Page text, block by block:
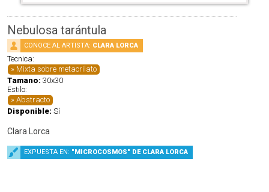
Nebulosa tarántula
CONOCE AL ARTISTA: CLARA LORCA
Tecnica:
Mixta sobre metacrilato
Tamano: 30x30
Estilo:
Abstracto
Disponible: Sí
Clara Lorca
EXPUESTA EN: "MICROCOSMOS" DE CLARA LORCA